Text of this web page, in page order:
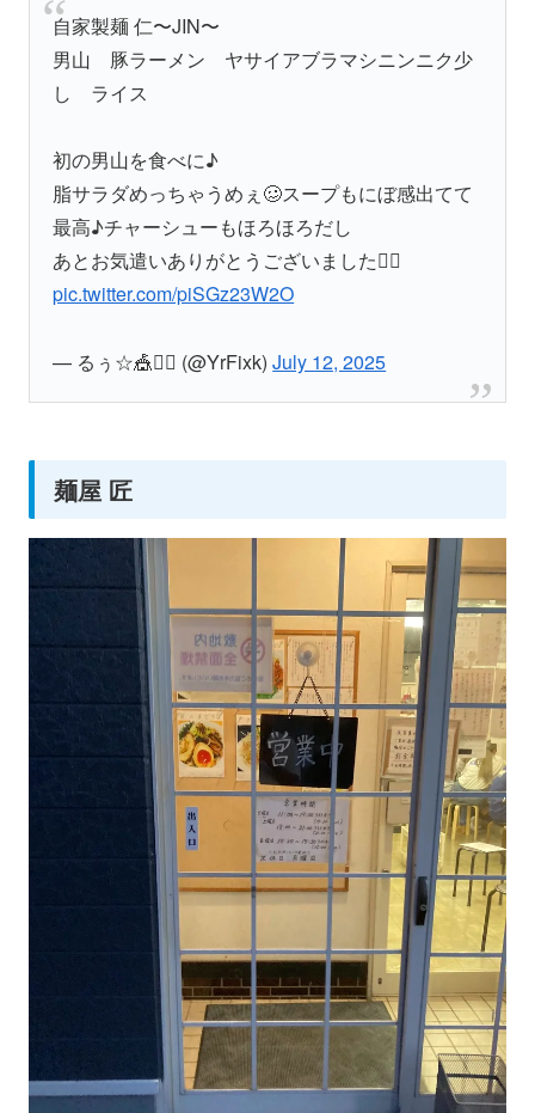
自家製麺 仁〜JIN〜
男山 豚ラーメン ヤサイアブラマシニンニク少
し ライス
初の男山を食べに♪
脂サラダめっちゃうめぇ🥴スープもにぼ感出てて
最高♪チャーシューもほろほろだし
あとお気遣いありがとうございました🙂‍↕️
pic.twitter.com/piSGz23W2O
— るぅ☆🎪👯‍♀️ (@YrFixk)July 12, 2025
麺屋 匠